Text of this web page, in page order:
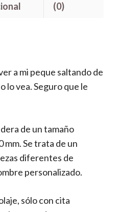
(0)
a mi peque saltando de
lo vea. Seguro que le
de un tamaño
mm. Se trata de un
diferentes de
personalizado.
sólo con cita